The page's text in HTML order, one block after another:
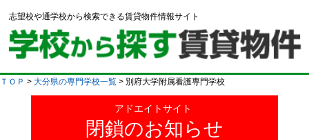
志望校や通学校から検索できる賃貸物件情報サイト
ＴＯＰ > 大分県の専門学校一覧 > 別府大学附属看護専門学校
アドエイトサイト
閉鎖のお知らせ